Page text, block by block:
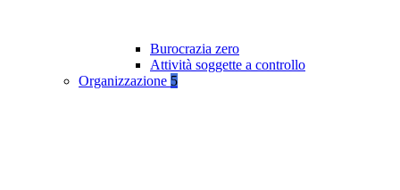
Burocrazia zero
Attività soggette a controllo
Organizzazione 5